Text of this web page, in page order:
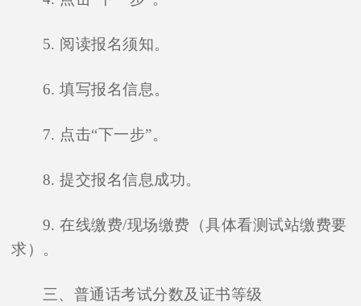
5. 阅读报名须知。
6. 填写报名信息。
7. 点击“下一步”。
8. 提交报名信息成功。
9. 在线缴费/现场缴费（具体看测试站缴费要
求）。
三、普通话考试分数及证书等级